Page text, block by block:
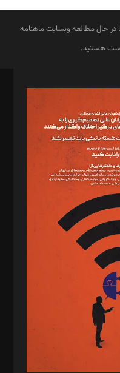
در حال مطالعه وبسایت ماهنامه
هستید.
امان‌پور، سروش کرمیان،
فائزه فتحی
زاده